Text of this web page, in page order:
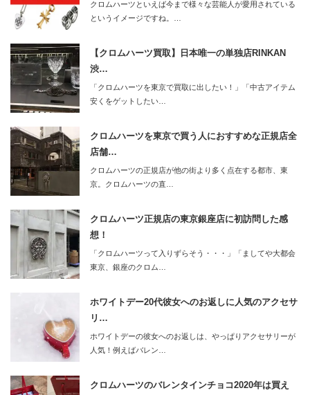
クロムハーツといえば今まで様々な芸能人が愛用されている
というイメージですね。…
【クロムハーツ買取】日本唯一の単独店RINKAN
渋…
「クロムハーツを東京で買取に出したい！」「中古アイテム
安くをゲットしたい…
クロムハーツを東京で買う人におすすめな正規店全
店舗…
クロムハーツの正規店が他の街より多く点在する都市、東
京。クロムハーツの直…
クロムハーツ正規店の東京銀座店に初訪問した感
想！
「クロムハーツって入りずらそう・・・」「ましてや大都会
東京、銀座のクロム…
ホワイトデー20代彼女へのお返しに人気のアクセサ
リ…
ホワイトデーの彼女へのお返しは、やっぱりアクセサリーが
人気！例えばバレン…
クロムハーツのバレンタインチョコ2020年は買え